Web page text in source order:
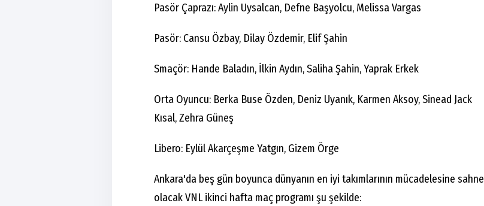
Pasör Çaprazı: Aylin Uysalcan, Defne Başyolcu, Melissa Vargas
Pasör: Cansu Özbay, Dilay Özdemir, Elif Şahin
Smaçör: Hande Baladın, İlkin Aydın, Saliha Şahin, Yaprak Erkek
Orta Oyuncu: Berka Buse Özden, Deniz Uyanık, Karmen Aksoy, Sinead Jack
Kısal, Zehra Güneş
Libero: Eylül Akarçeşme Yatgın, Gizem Örge
Ankara'da beş gün boyunca dünyanın en iyi takımlarının mücadelesine sahne
olacak VNL ikinci hafta maç programı şu şekilde: